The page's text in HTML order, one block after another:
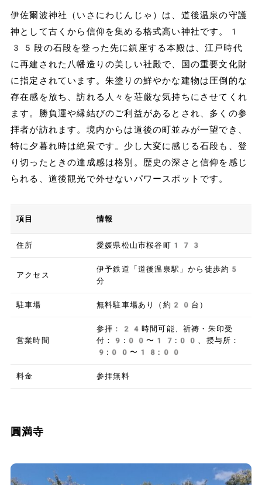
伊佐爾波神社（いさにわじんじゃ）は、道後温泉の守護
神として古くから信仰を集める格式高い神社です。1
35段の石段を登った先に鎮座する本殿は、江戸時代
に再建された八幡造りの美しい社殿で、国の重要文化財
に指定されています。朱塗りの鮮やかな建物は圧倒的な
存在感を放ち、訪れる人々を荘厳な気持ちにさせてくれ
ます。勝負運や縁結びのご利益があるとされ、多くの参
拝者が訪れます。境内からは道後の町並みが一望でき、
特に夕暮れ時は絶景です。少し大変に感じる石段も、登
り切ったときの達成感は格別。歴史の深さと信仰を感じ
られる、道後観光で外せないパワースポットです。
項目 情報
住所 愛媛県松山市桜谷町173
アクセス
伊予鉄道「道後温泉駅」から徒歩約5
分
駐車場 無料駐車場あり（約20台）
営業時間
参拝：24時間可能、祈祷・朱印受
付：9:00〜17:00、授与所：
9:00〜18:00
料金 参拝無料
圓満寺